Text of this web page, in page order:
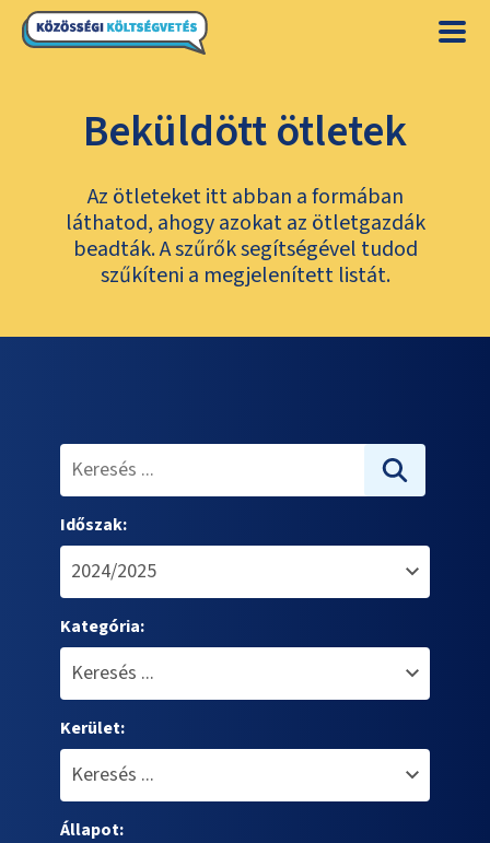
Beküldött ötletek
Az ötleteket itt abban a formában
láthatod, ahogy azokat az ötletgazdák
beadták. A szűrők segítségével tudod
szűkíteni a megjelenített listát.
Időszak:
Kategória:
Kerület:
Állapot: